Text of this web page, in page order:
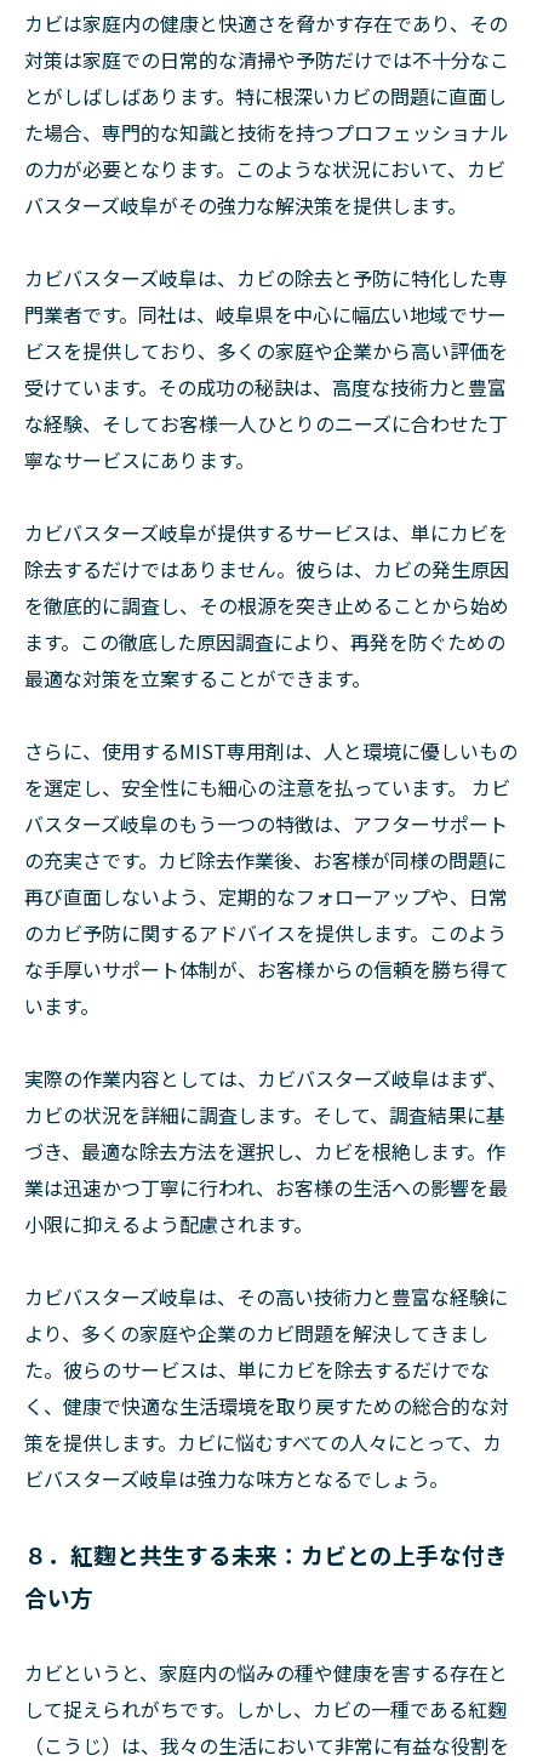
カビは家庭内の健康と快適さを脅かす存在であり、その
対策は家庭での日常的な清掃や予防だけでは不十分なこ
とがしばしばあります。特に根深いカビの問題に直面し
た場合、専門的な知識と技術を持つプロフェッショナル
の力が必要となります。このような状況において、カビ
バスターズ岐阜がその強力な解決策を提供します。
カビバスターズ岐阜は、カビの除去と予防に特化した専
門業者です。同社は、岐阜県を中心に幅広い地域でサー
ビスを提供しており、多くの家庭や企業から高い評価を
受けています。その成功の秘訣は、高度な技術力と豊富
な経験、そしてお客様一人ひとりのニーズに合わせた丁
寧なサービスにあります。
カビバスターズ岐阜が提供するサービスは、単にカビを
除去するだけではありません。彼らは、カビの発生原因
を徹底的に調査し、その根源を突き止めることから始め
ます。この徹底した原因調査により、再発を防ぐための
最適な対策を立案することができます。
さらに、使用するMIST専用剤は、人と環境に優しいもの
を選定し、安全性にも細心の注意を払っています。 カビ
バスターズ岐阜のもう一つの特徴は、アフターサポート
の充実さです。カビ除去作業後、お客様が同様の問題に
再び直面しないよう、定期的なフォローアップや、日常
のカビ予防に関するアドバイスを提供します。このよう
な手厚いサポート体制が、お客様からの信頼を勝ち得て
います。
実際の作業内容としては、カビバスターズ岐阜はまず、
カビの状況を詳細に調査します。そして、調査結果に基
づき、最適な除去方法を選択し、カビを根絶します。作
業は迅速かつ丁寧に行われ、お客様の生活への影響を最
小限に抑えるよう配慮されます。
カビバスターズ岐阜は、その高い技術力と豊富な経験に
より、多くの家庭や企業のカビ問題を解決してきまし
た。彼らのサービスは、単にカビを除去するだけでな
く、健康で快適な生活環境を取り戻すための総合的な対
策を提供します。カビに悩むすべての人々にとって、カ
ビバスターズ岐阜は強力な味方となるでしょう。
８．紅麴と共生する未来：カビとの上手な付き
合い方
カビというと、家庭内の悩みの種や健康を害する存在と
して捉えられがちです。しかし、カビの一種である紅麴
（こうじ）は、我々の生活において非常に有益な役割を